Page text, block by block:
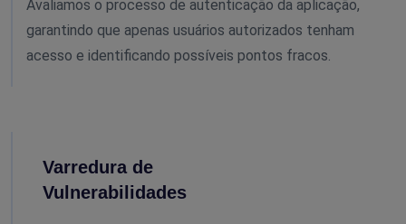
Avaliamos o processo de autenticação da aplicação,
garantindo que apenas usuários autorizados tenham
acesso e identificando possíveis pontos fracos.
Varredura de
Vulnerabilidades